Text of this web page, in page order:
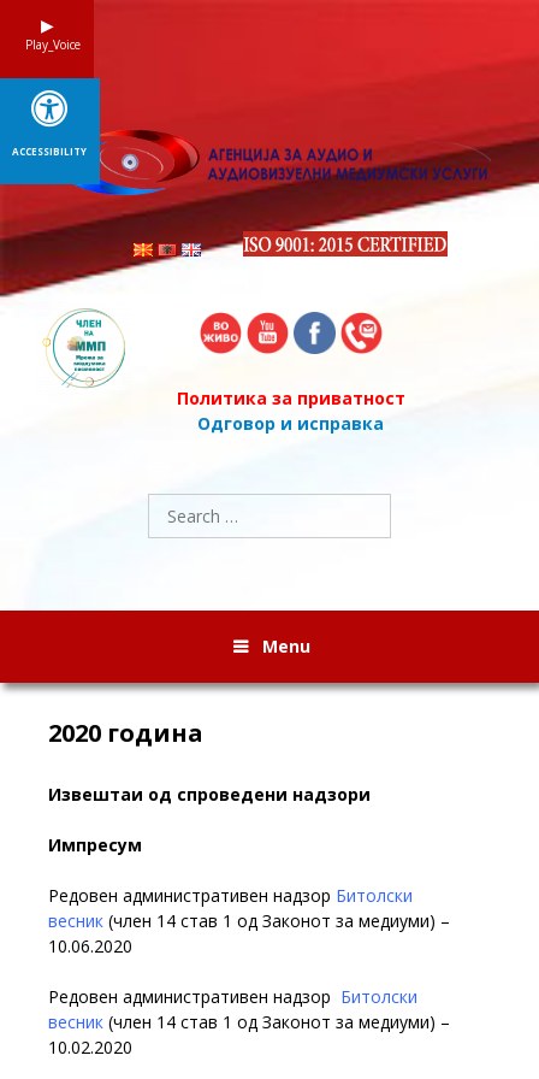
Политика за приватност
Одговор и исправка
Search
for:
Menu
2020 година
Извештаи од спроведени надзори
Импресум
Редовен административен надзор Битолски
весник (член 14 став 1 од Законот за медиуми) –
10.06.2020
Редовен административен надзор Битолски
весник (член 14 став 1 од Законот за медиуми) –
10.02.2020
Play_Voice
ACCESSIBILITY